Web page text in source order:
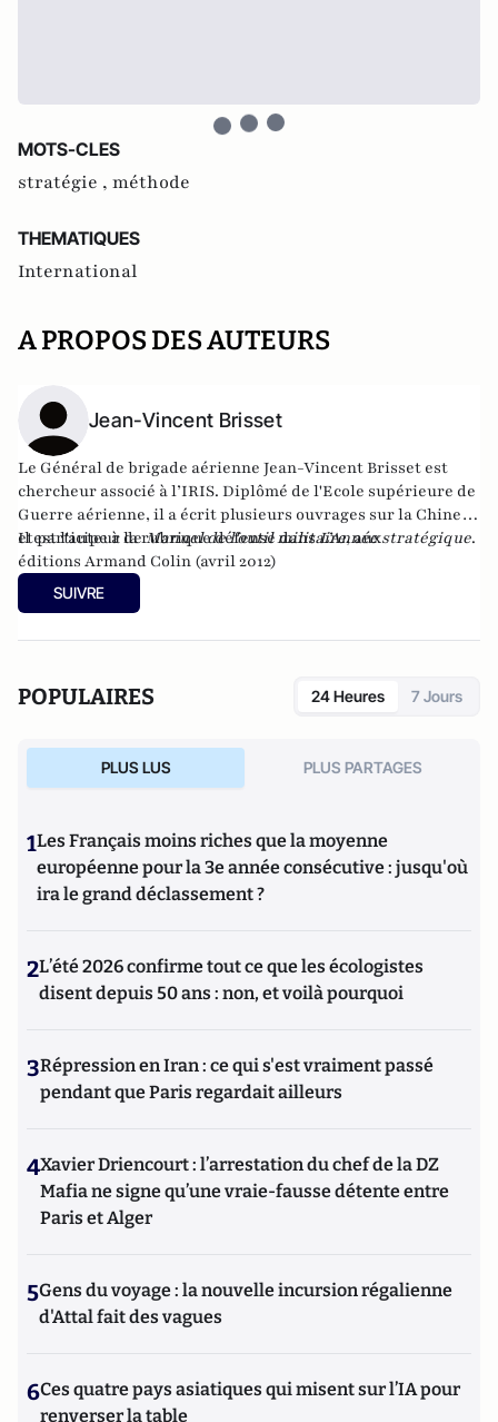
MOTS-CLES
stratégie , méthode
THEMATIQUES
International
A PROPOS DES AUTEURS
Jean-Vincent Brisset
Le Général de brigade aérienne Jean-Vincent Brisset est
chercheur associé à l’IRIS. Diplômé de l'Ecole supérieure de
Guerre aérienne, il a écrit plusieurs ouvrages sur la Chine,
et participe à la rubrique défense dansL’Année stratégique.
Il est l'auteur deManuel de l'outil militaire, aux
éditions Armand Colin (avril 2012)
SUIVRE
POPULAIRES 24 Heures 7 Jours
PLUS LUS PLUS PARTAGES
1Les Français moins riches que la moyenne
européenne pour la 3e année consécutive : jusqu'où
ira le grand déclassement ?
2L’été 2026 confirme tout ce que les écologistes
disent depuis 50 ans : non, et voilà pourquoi
3Répression en Iran : ce qui s'est vraiment passé
pendant que Paris regardait ailleurs
4Xavier Driencourt : l’arrestation du chef de la DZ
Mafia ne signe qu’une vraie-fausse détente entre
Paris et Alger
5Gens du voyage : la nouvelle incursion régalienne
d'Attal fait des vagues
6Ces quatre pays asiatiques qui misent sur l’IA pour
renverser la table